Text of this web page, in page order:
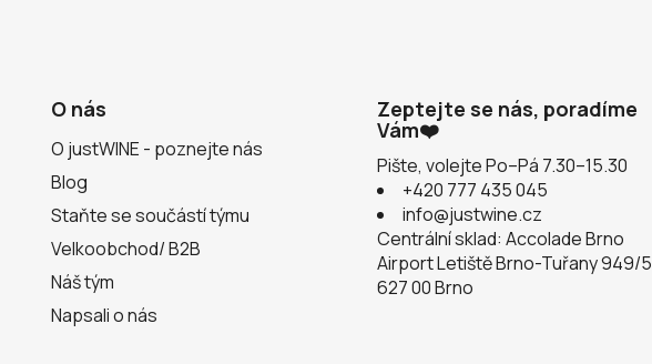
O nás
O justWINE - poznejte nás
Blog
Staňte se součástí týmu
Velkoobchod/ B2B
Náš tým
Napsali o nás
Zeptejte se nás, poradíme
Vám❤️
Pište, volejte Po–Pá 7.30–15.30
+420 777 435 045
info@justwine.cz
Centrální sklad: Accolade Brno
Airport Letiště Brno-Tuřany 949/5
627 00 Brno